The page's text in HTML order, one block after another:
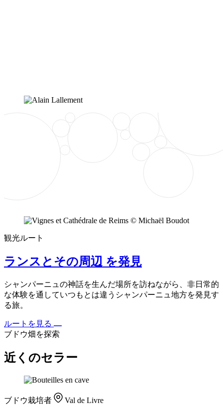
観光ルート
ランスとその周辺 を発見
シャンパーニュの神話を生んだ場所を訪ねながら、非日常的
な体験を通していつもとは違うシャンパーニュ地方を発見す
る旅。
ルートを見る
ブドウ畑を探索
近くのセラー
ブドウ栽培者 Val de Livre